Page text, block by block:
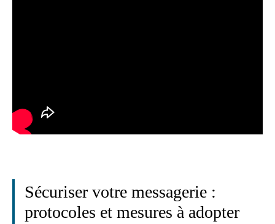
Sécuriser votre messagerie :
protocoles et mesures à adopter